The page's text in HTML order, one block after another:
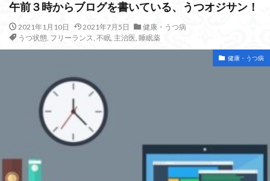
午前３時からブログを書いている、うつオジサン！
2021年1月10日 2021年7月5日
健康・うつ病
うつ状態, フリーランス, 不眠, 主治医, 睡眠薬
健康・うつ病